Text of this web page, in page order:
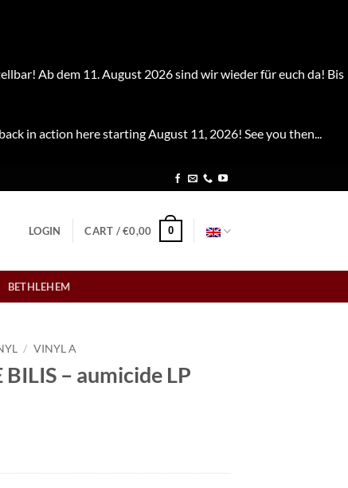
Ab dem 11. August 2026 sind wir wieder für euch da! Bis
in action here starting August 11, 2026! See you then...
LOGIN CART /€0,00 0
BETHLEHEM
/ VINYL A
BILIS – aumicide LP